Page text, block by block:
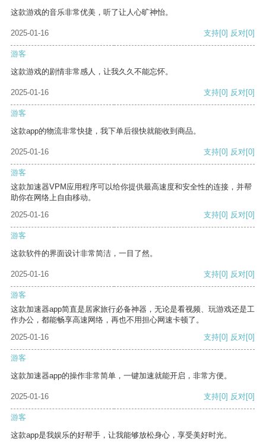
这款游戏的音乐非常优美，听了让人心旷神怡。
2025-01-16 支持[0] 反对[0]
游客
这款游戏的剧情非常感人，让我久久不能忘怀。
2025-01-16 支持[0] 反对[0]
游客
这款app的物流非常快捷，我下单后很快就能收到商品。
2025-01-16 支持[0] 反对[0]
游客
这款加速器VPM应用程序可以给你提供最高速度和安全性的连接，并帮
助你在网络上自由移动。
2025-01-16
支持[0] 反对[0]
游客
这款软件的界面设计非常简洁，一目了然。
2025-01-16 支持[0] 反对[0]
游客
这款加速器app简直是居家旅行必备神器，无论是看视频、玩游戏还是工
作办公，都能畅享高速网络，再也不用担心网速卡顿了。
2025-01-16
支持[0] 反对[0]
游客
这款加速器app的操作非常简单，一键加速就能开启，非常方便。
2025-01-16 支持[0] 反对[0]
游客
这款app是我娱乐的好帮手，让我能够放松身心，享受美好时光。